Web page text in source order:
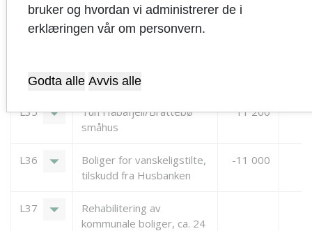
L35 arrow_drop_down Boliger for vanskeligstilte
L35 arrow_drop_down Tun - ubestemt tomt
L35 arrow_drop_down
Tun Håbafjell/Brattebø
småhus
11 200
L36 arrow_drop_down
Boliger for vanskeligstilte,
tilskudd fra Husbanken
-11 000
L37 arrow_drop_down
Rehabilitering av
kommunale boliger, ca. 24
bruker og hvordan vi administrerer de i
erklæringen vår om personvern.
Godta alle Avvis alle